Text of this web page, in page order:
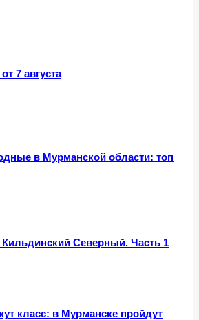
7 августа
в Мурманской области: топ
Северный. Часть 1
класс: в Мурманске пройдут